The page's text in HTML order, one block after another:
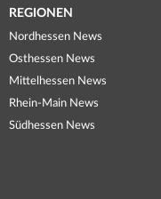
REGIONEN
Nordhessen News
Osthessen News
Mittelhessen News
Rhein-Main News
Südhessen News